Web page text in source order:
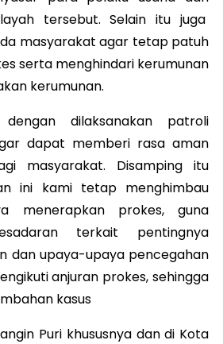
tersebut. Selain itu juga
masyarakat agar tetap patuh
serta menghindari kerumunan
kerumunan.
dilaksanakan patroli
dapat memberi rasa aman
masyarakat. Disamping itu
ini kami tetap menghimbau
menerapkan prokes, guna
terkait pentingnya
dan upaya-upaya pencegahan
anjuran prokes, sehingga
kasus
Puri khususnya dan di Kota